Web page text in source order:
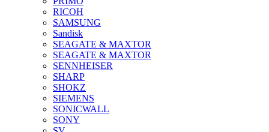
RICOH
SAMSUNG
Sandisk
SEAGATE & MAXTOR
SEAGATE & MAXTOR
SENNHEISER
SHARP
SHOKZ
SIEMENS
SONICWALL
SONY